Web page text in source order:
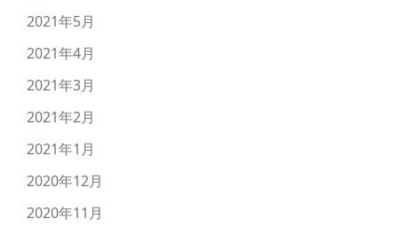
2021年5月
2021年4月
2021年3月
2021年2月
2021年1月
2020年12月
2020年11月